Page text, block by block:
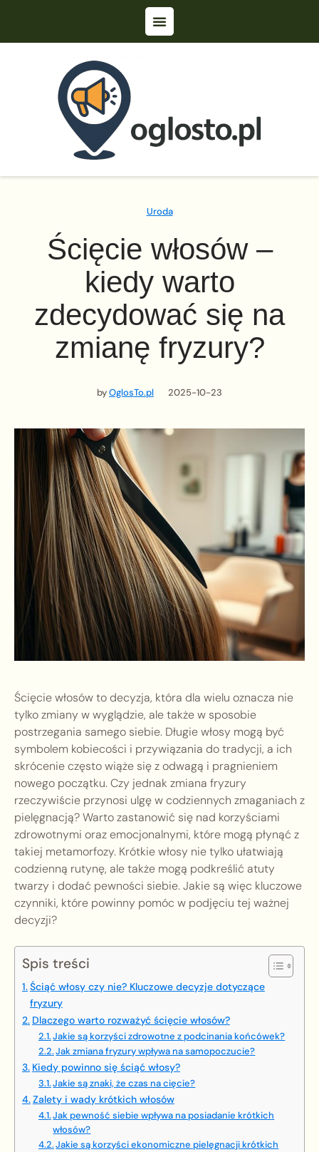
Uroda
Ścięcie włosów –
kiedy warto
zdecydować się na
zmianę fryzury?
byOglosTo.pl 2025-10-23
Ścięcie włosów to decyzja, która dla wielu oznacza nie
tylko zmiany w wyglądzie, ale także w sposobie
postrzegania samego siebie. Długie włosy mogą być
symbolem kobiecości i przywiązania do tradycji, a ich
skrócenie często wiąże się z odwagą i pragnieniem
nowego początku. Czy jednak zmiana fryzury
rzeczywiście przynosi ulgę w codziennych zmaganiach z
pielęgnacją? Warto zastanowić się nad korzyściami
zdrowotnymi oraz emocjonalnymi, które mogą płynąć z
takiej metamorfozy. Krótkie włosy nie tylko ułatwiają
codzienną rutynę, ale także mogą podkreślić atuty
twarzy i dodać pewności siebie. Jakie są więc kluczowe
czynniki, które powinny pomóc w podjęciu tej ważnej
decyzji?
Spis treści
Ściąć włosy czy nie? Kluczowe decyzje dotyczące
fryzury
Dlaczego warto rozważyć ścięcie włosów?
Jakie są korzyści zdrowotne z podcinania końcówek?
Jak zmiana fryzury wpływa na samopoczucie?
Kiedy powinno się ściąć włosy?
Jakie są znaki, że czas na cięcie?
Zalety i wady krótkich włosów
Jak pewność siebie wpływa na posiadanie krótkich
włosów?
Jakie są korzyści ekonomiczne pielęgnacji krótkich